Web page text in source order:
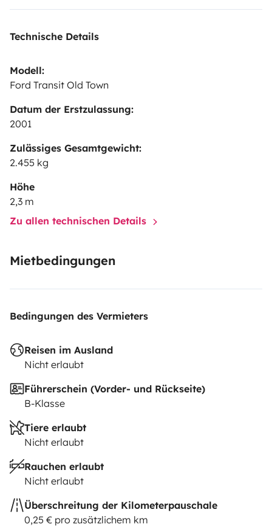
Technische Details
Modell:
Ford Transit Old Town
Datum der Erstzulassung:
2001
Zulässiges Gesamtgewicht:
2.455 kg
Höhe
2,3 m
Zu allen technischen Details
Mietbedingungen
Bedingungen des Vermieters
Reisen im Ausland
Nicht erlaubt
Führerschein (Vorder- und Rückseite)
B-Klasse
Tiere erlaubt
Nicht erlaubt
Rauchen erlaubt
Nicht erlaubt
Überschreitung der Kilometerpauschale
0,25 € pro zusätzlichem km